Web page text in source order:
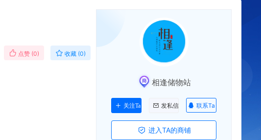
点赞 (0) 收藏 (0)
相逢储物站
关注Ta 发私信 联系Ta
进入TA的商铺